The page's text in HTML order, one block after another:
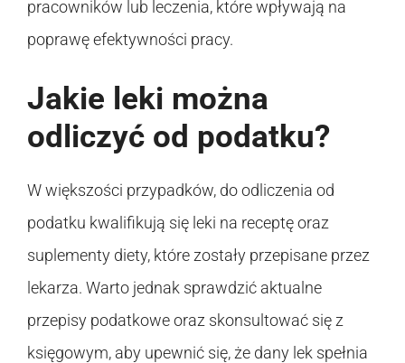
pracowników lub leczenia, które wpływają na
poprawę efektywności pracy.
Jakie leki można
odliczyć od podatku?
W większości przypadków, do odliczenia od
podatku kwalifikują się leki na receptę oraz
suplementy diety, które zostały przepisane przez
lekarza. Warto jednak sprawdzić aktualne
przepisy podatkowe oraz skonsultować się z
księgowym, aby upewnić się, że dany lek spełnia